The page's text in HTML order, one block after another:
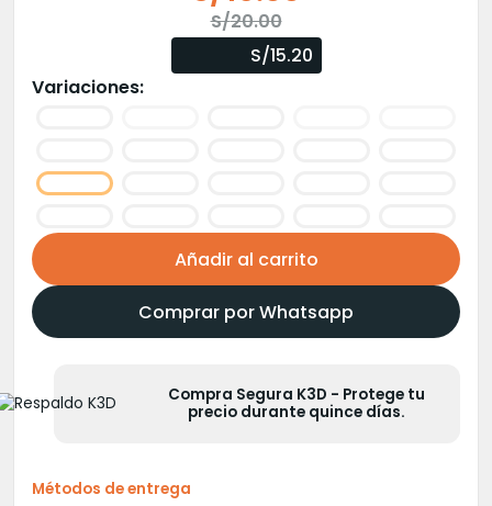
S/20.00
original
actual
S/15.20
Variaciones:
Añadir al carrito
Comprar por Whatsapp
Compra Segura K3D - Protege tu
precio durante quince días.
Métodos de entrega